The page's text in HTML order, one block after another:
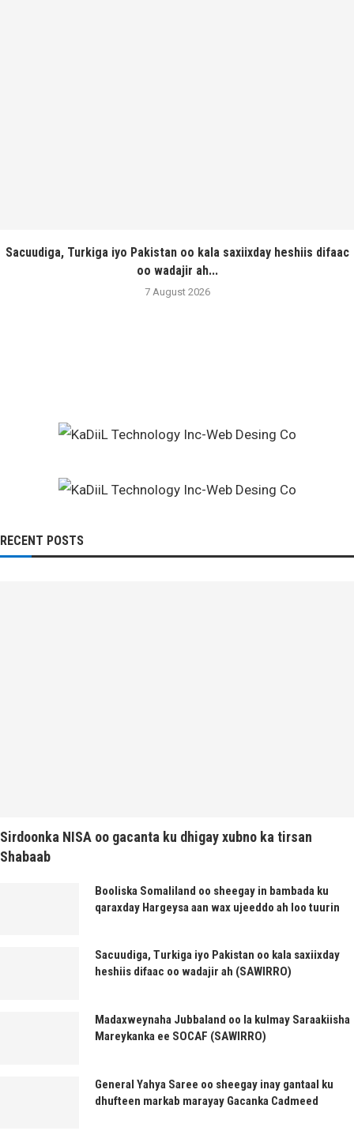
Sacuudiga, Turkiga iyo Pakistan oo kala saxiixday heshiis difaac
oo wadajir ah...
7 August 2026
RECENT POSTS
Sirdoonka NISA oo gacanta ku dhigay xubno ka tirsan
Shabaab
Booliska Somaliland oo sheegay in bambada ku
qaraxday Hargeysa aan wax ujeeddo ah loo tuurin
Sacuudiga, Turkiga iyo Pakistan oo kala saxiixday
heshiis difaac oo wadajir ah (SAWIRRO)
Madaxweynaha Jubbaland oo la kulmay Saraakiisha
Mareykanka ee SOCAF (SAWIRRO)
General Yahya Saree oo sheegay inay gantaal ku
dhufteen markab marayay Gacanka Cadmeed